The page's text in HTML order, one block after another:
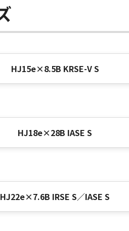
HJ15e×8.5B KRSE-V S
HJ18e×28B IASE S
HJ22e×7.6B IRSE S／IASE S